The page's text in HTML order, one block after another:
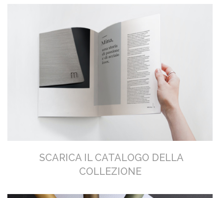
SCARICA IL CATALOGO DELLA
COLLEZIONE